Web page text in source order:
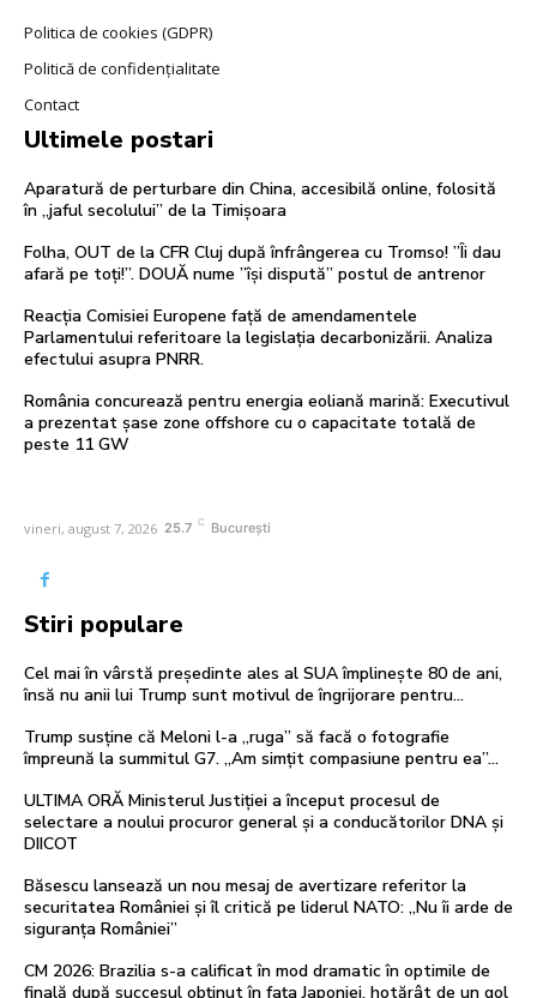
Politica de cookies (GDPR)
Politică de confidențialitate
Contact
Ultimele postari
Aparatură de perturbare din China, accesibilă online, folosită
în „jaful secolului” de la Timișoara
Folha, OUT de la CFR Cluj după înfrângerea cu Tromso! ”Îi dau
afară pe toți!”. DOUĂ nume ”își dispută” postul de antrenor
Reacția Comisiei Europene față de amendamentele
Parlamentului referitoare la legislația decarbonizării. Analiza
efectului asupra PNRR.
România concurează pentru energia eoliană marină: Executivul
a prezentat șase zone offshore cu o capacitate totală de
peste 11 GW
vineri, august 7, 2026 25.7 C București
Stiri populare
Cel mai în vârstă președinte ales al SUA împlinește 80 de ani,
însă nu anii lui Trump sunt motivul de îngrijorare pentru…
Trump susține că Meloni l-a „ruga” să facă o fotografie
împreună la summitul G7. „Am simțit compasiune pentru ea”…
ULTIMA ORĂ Ministerul Justiției a început procesul de
selectare a noului procuror general și a conducătorilor DNA și
DIICOT
Băsescu lansează un nou mesaj de avertizare referitor la
securitatea României și îl critică pe liderul NATO: „Nu îi arde de
siguranța României”
CM 2026: Brazilia s-a calificat în mod dramatic în optimile de
finală după succesul obținut în fața Japoniei, hotărât de un gol